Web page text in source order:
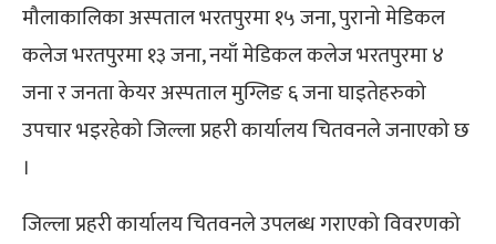
मौलाकालिका अस्पताल भरतपुरमा १५ जना, पुरानो मेडिकल
कलेज भरतपुरमा १३ जना, नयाँ मेडिकल कलेज भरतपुरमा ४
जना र जनता केयर अस्पताल मुग्लिङ ६ जना घाइतेहरुको
उपचार भइरहेको जिल्ला प्रहरी कार्यालय चितवनले जनाएको छ
।
जिल्ला प्रहरी कार्यालय चितवनले उपलब्ध गराएको विवरणको